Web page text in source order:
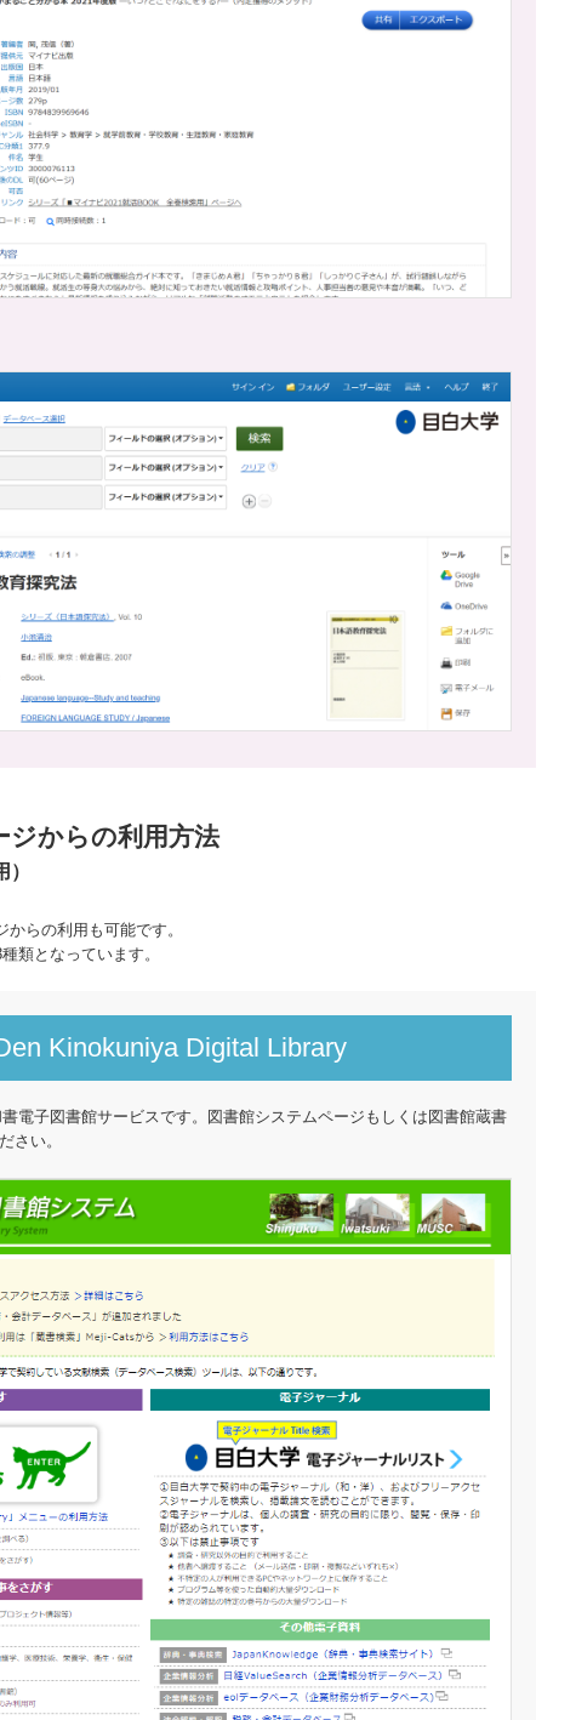
ジからの利用方法
らの利用も可能です。
類となっています。
Kinokuniya Digital Library
電子図書館サービスです。図書館システムページもしくは図書館蔵書
さい。